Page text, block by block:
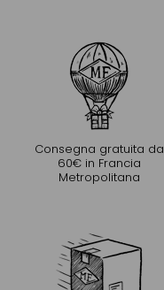
Consegna gratuita da
60€ in Francia
Metropolitana